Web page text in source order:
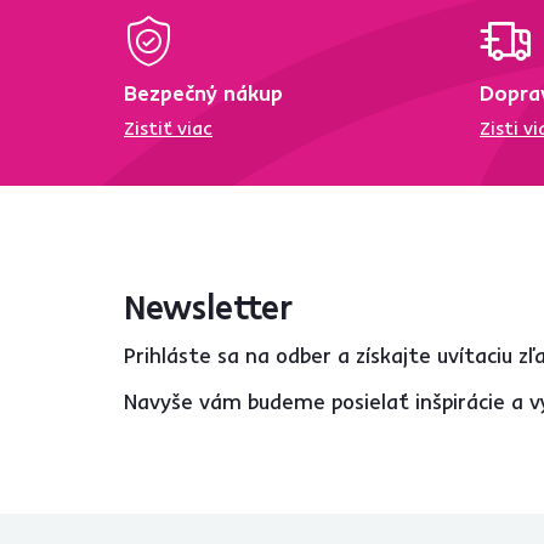
Kuchyňa
Obývacia izba
Typ produktu
Značka
TEMPO-KONDELA
Štýl
Bezpečný nákup
Zistiť viac Zisti
Newsletter
Prihláste sa na odber a získajte uvítaciu
Navyše vám budeme posielať inšpirácie a